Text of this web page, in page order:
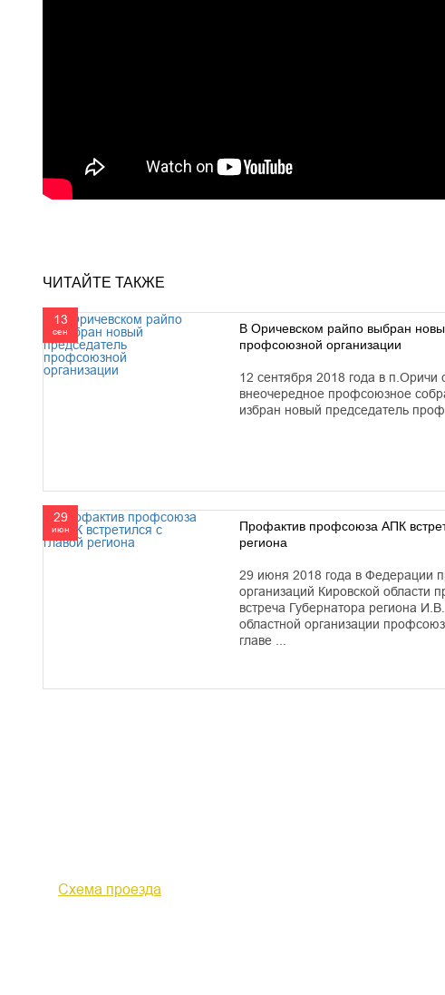
ЧИТАЙТЕ ТАКЖЕ
13
сен
В Оричевском райпо выбран
профсоюзной организации
12 сентября 2018 года в п.Оричи
внеочередное профсоюзное
избран новый председатель
29
июн
Профактив профсоюза АПК
региона
29 июня 2018 года в Федерации
организаций Кировской области
встреча Губернатора региона
областной организации
главе ...
Схема проезда